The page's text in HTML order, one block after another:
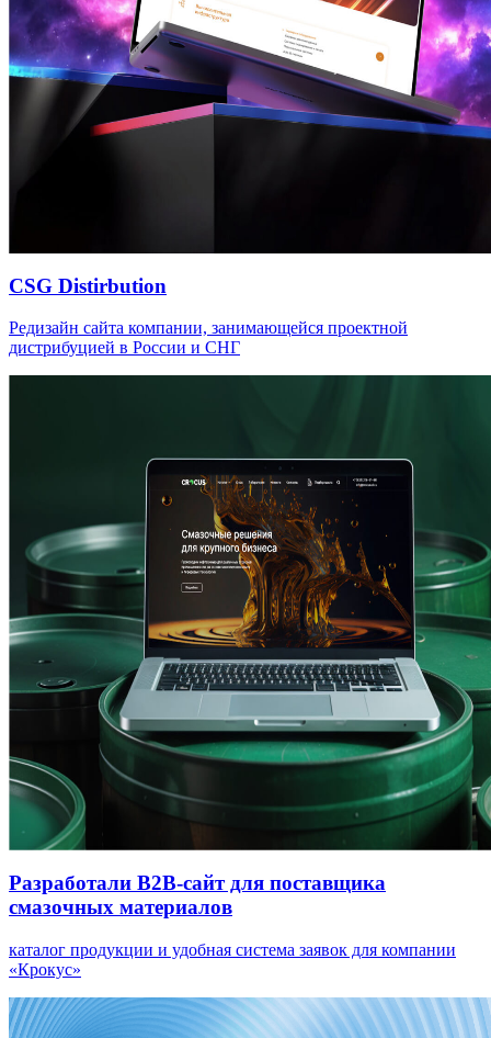
CSG Distirbution
Редизайн сайта компании, занимающейся проектной
дистрибуцией в России и СНГ
Разработали B2B-сайт для поставщика
смазочных материалов
каталог продукции и удобная система заявок для компании
«Крокус»